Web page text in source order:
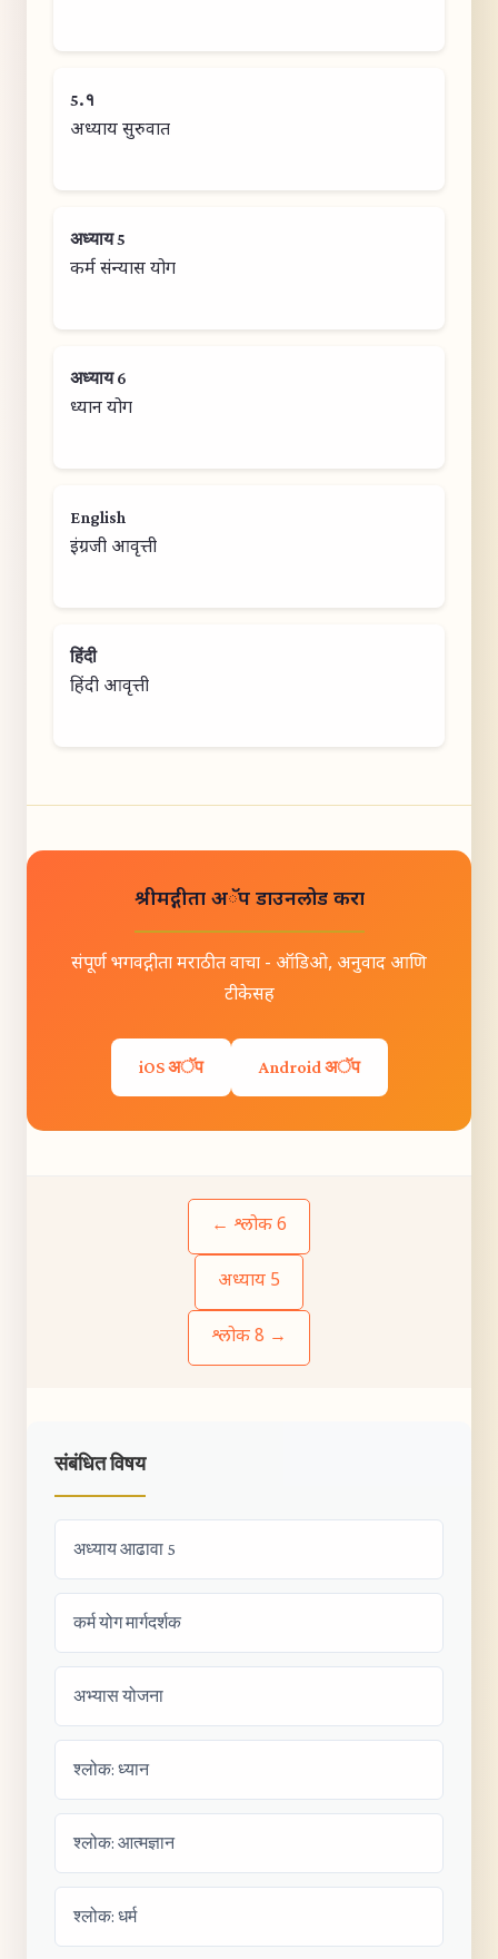
5.१
अध्याय सुरुवात
अध्याय 5
कर्म संन्यास योग
अध्याय 6
ध्यान योग
English
इंग्रजी आवृत्ती
हिंदी
हिंदी आवृत्ती
श्रीमद्गीता अॅप डाउनलोड करा
संपूर्ण भगवद्गीता मराठीत वाचा - ऑडिओ, अनुवाद आणि
टीकेसह
iOS अॅप Android अॅप
← श्लोक 6
अध्याय 5
श्लोक 8 →
संबंधित विषय
अध्याय आढावा 5
कर्म योग मार्गदर्शक
अभ्यास योजना
श्लोक: ध्यान
श्लोक: आत्मज्ञान
श्लोक: धर्म